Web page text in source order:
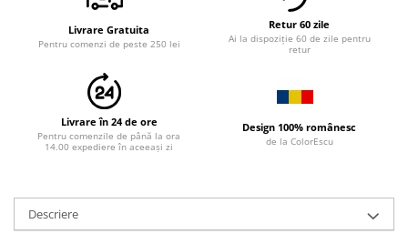
Livrare Gratuita
Pentru comenzi de peste 250 lei
Retur 60 zile
Ai la dispoziție 60 de zile pentru
retur
Livrare în 24 de ore
Pentru comenzile de până la ora
14.00 expediere în aceeași zi
Design 100% românesc
de la ColorEscu
Descriere